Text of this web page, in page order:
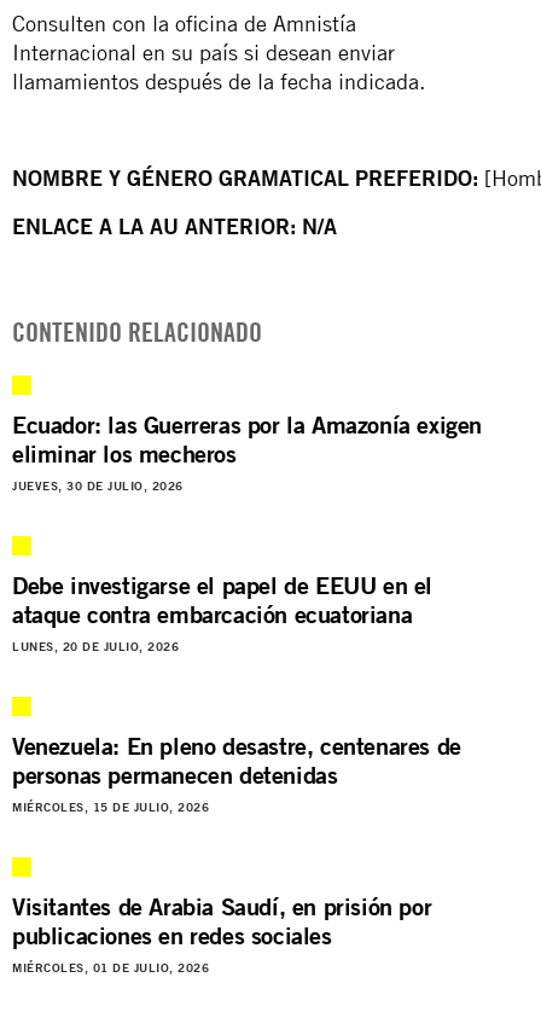
Consulten con la oficina de Amnistía
Internacional en su país si desean enviar
llamamientos después de la fecha indicada.
NOMBRE Y GÉNERO GRAMATICAL PREFERIDO:
ENLACE A LA AU ANTERIOR: N/A
CONTENIDO RELACIONADO
Ecuador: las Guerreras por la Amazonía exigen
eliminar los mecheros
JUEVES, 30 DE JULIO, 2026
Debe investigarse el papel de EEUU en el
ataque contra embarcación ecuatoriana
LUNES, 20 DE JULIO, 2026
Venezuela: En pleno desastre, centenares de
personas permanecen detenidas
MIÉRCOLES, 15 DE JULIO, 2026
Visitantes de Arabia Saudí, en prisión por
publicaciones en redes sociales
MIÉRCOLES, 01 DE JULIO, 2026